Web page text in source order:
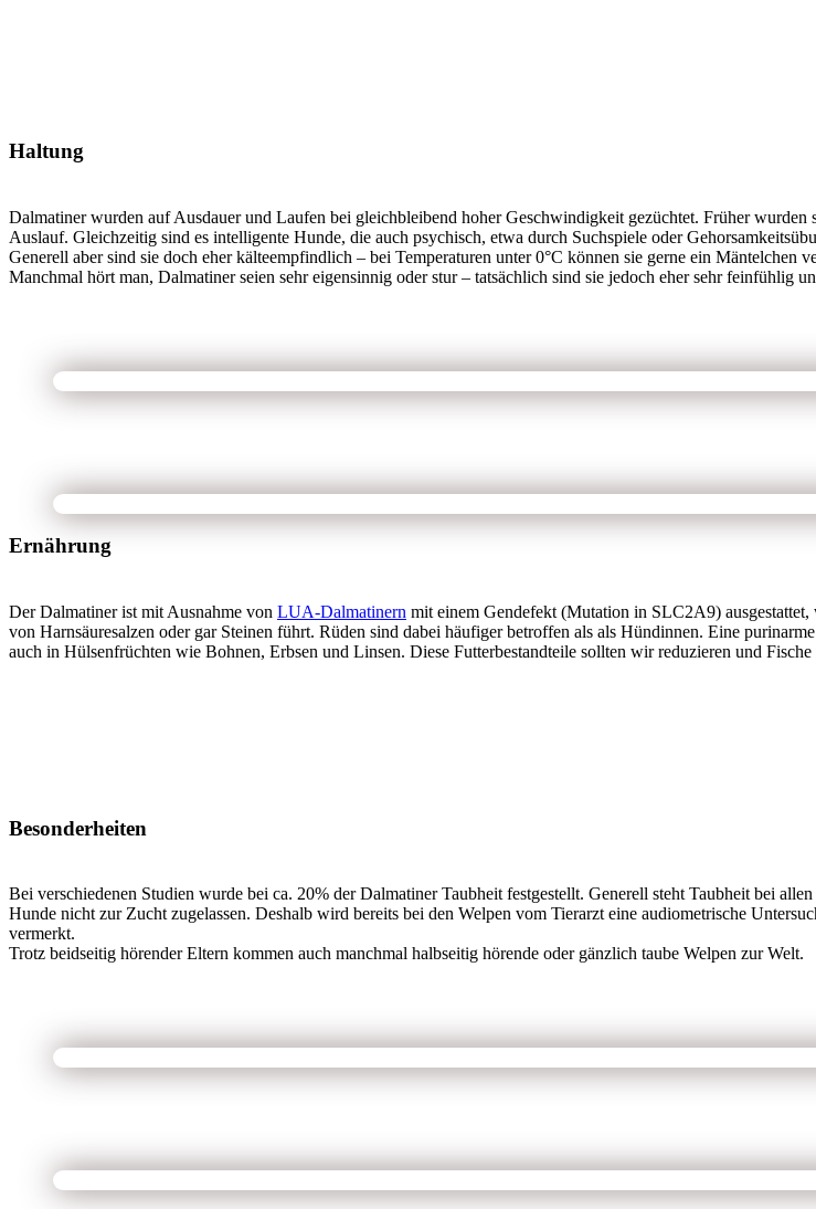
Haltung
Dalmatiner wurden auf Ausdauer und Laufen bei gleichbleibend hoher Geschwindigkeit gezüchtet. Früher wurden
Auslauf. Gleichzeitig sind es intelligente Hunde, die auch psychisch, etwa durch Suchspiele oder
Generell aber sind sie doch eher kälteempfindlich – bei Temperaturen unter 0°C können sie gerne ein Mäntelchen
Manchmal hört man, Dalmatiner seien sehr eigensinnig oder stur – tatsächlich sind sie jedoch eher sehr feinfühlig
Ernährung
Der Dalmatiner ist mit Ausnahme von LUA-Dalmatinern mit einem Gendefekt (Mutation in SLC2A9)
von Harnsäuresalzen oder gar Steinen führt. Rüden sind dabei häufiger betroffen als als Hündinnen. Eine
auch in Hülsenfrüchten wie Bohnen, Erbsen und Linsen. Diese Futterbestandteile sollten wir reduzieren und
Besonderheiten
Bei verschiedenen Studien wurde bei ca. 20% der Dalmatiner Taubheit festgestellt. Generell steht Taubheit bei
Hunde nicht zur Zucht zugelassen. Deshalb wird bereits bei den Welpen vom Tierarzt eine audiometrische
vermerkt.
Trotz beidseitig hörender Eltern kommen auch manchmal halbseitig hörende oder gänzlich taube Welpen zur Welt.